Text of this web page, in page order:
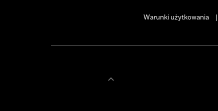
Warunki użytkowania